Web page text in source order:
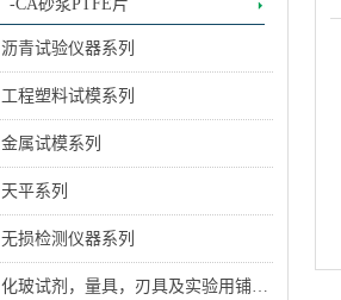
-CA砂浆PTFE片
沥青试验仪器系列
工程塑料试模系列
金属试模系列
天平系列
无损检测仪器系列
化玻试剂，量具，刃具及实验用铺助